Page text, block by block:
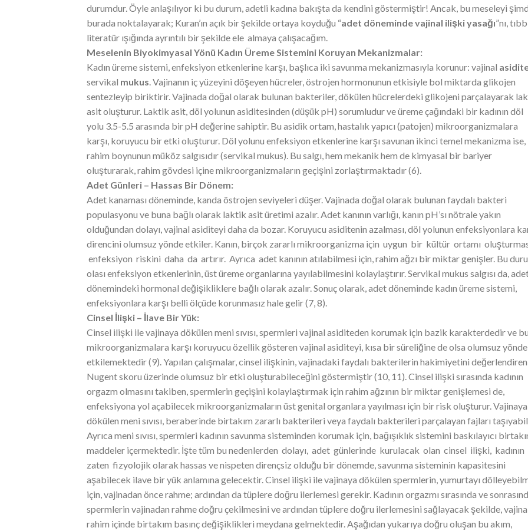
durumdur. Öyle anlaşılıyor ki bu durum, adetli kadına bakışta da kendini göstermiştir! Ancak, bu meseleyi
burada noktalayarak; Kuran’ın açık bir şekilde ortaya koyduğu “adet döneminde vajinal ilişki yasağı”nı,
literatür ışığında ayrıntılı bir şekilde ele almaya çalışacağım.
Meselenin Biyokimyasal Yönü Kadın Üreme Sistemini Koruyan Mekanizmalar:
Kadın üreme sistemi, enfeksiyon etkenlerine karşı, başlıca iki savunma mekanizmasıyla korunur: vajinal
servikal mukus. Vajinanın iç yüzeyini döşeyen hücreler, östrojen hormonunun etkisiyle bol miktarda glikojen
sentezleyip biriktirir. Vajinada doğal olarak bulunan bakteriler, dökülen hücrelerdeki glikojeni parçalayarak
asit oluşturur. Laktik asit, döl yolunun asiditesinden (düşük pH) sorumludur ve üreme çağındaki bir kadının döl
yolu 3.5-5.5 arasında bir pH değerine sahiptir. Bu asidik ortam, hastalık yapıcı (patojen) mikroorganizmalara
karşı, koruyucu bir etki oluşturur. Döl yolunu enfeksiyon etkenlerine karşı savunan ikinci temel mekanizma ise,
rahim boynunun müköz salgısıdır (servikal mukus). Bu salgı, hem mekanik hem de kimyasal bir bariyer
oluşturarak, rahim gövdesi içine mikroorganizmaların geçişini zorlaştırmaktadır (6).
Adet Günleri – Hassas Bir Dönem:
Adet kanaması döneminde, kanda östrojen seviyeleri düşer. Vajinada doğal olarak bulunan faydalı bakteri
populasyonu ve buna bağlı olarak laktik asit üretimi azalır. Adet kanının varlığı, kanın pH’sı nötrale yakın
olduğundan dolayı, vajinal asiditeyi daha da bozar. Koruyucu asiditenin azalması, döl yolunun enfeksiyonlara
direncini olumsuz yönde etkiler. Kanın, birçok zararlı mikroorganizma için uygun bir kültür ortamı
enfeksiyon riskini daha da artırır. Ayrıca adet kanının atılabilmesi için, rahim ağzı bir miktar genişler. Bu
olası enfeksiyon etkenlerinin, üst üreme organlarına yayılabilmesini kolaylaştırır. Servikal mukus salgısı da,
dönemindeki hormonal değişikliklere bağlı olarak azalır. Sonuç olarak, adet döneminde kadın üreme sistemi,
enfeksiyonlara karşı belli ölçüde korunmasız hale gelir (7, 8).
Cinsel İlişki – İlave Bir Yük:
Cinsel ilişki ile vajinaya dökülen meni sıvısı, spermleri vajinal asiditeden korumak için bazik karakterdedir ve
mikroorganizmalara karşı koruyucu özellik gösteren vajinal asiditeyi, kısa bir süreliğine de olsa olumsuz yönde
etkilemektedir (9). Yapılan çalışmalar, cinsel ilişkinin, vajinadaki faydalı bakterilerin hakimiyetini değerlendiren
Nugent skoru üzerinde olumsuz bir etki oluşturabileceğini göstermiştir (10, 11). Cinsel ilişki sırasında kadının
orgazm olmasını takiben, spermlerin geçişini kolaylaştırmak için rahim ağzının bir miktar genişlemesi de,
enfeksiyona yol açabilecek mikroorganizmaların üst genital organlara yayılması için bir risk oluşturur. Vajinaya
dökülen meni sıvısı, beraberinde birtakım zararlı bakterileri veya faydalı bakterileri parçalayan fajları
Ayrıca meni sıvısı, spermleri kadının savunma sisteminden korumak için, bağışıklık sistemini baskılayıcı
maddeler içermektedir. İşte tüm bu nedenlerden dolayı, adet günlerinde kurulacak olan cinsel ilişki, kadının
zaten fizyolojik olarak hassas ve nispeten dirençsiz olduğu bir dönemde, savunma sisteminin kapasitesini
aşabilecek ilave bir yük anlamına gelecektir. Cinsel ilişki ile vajinaya dökülen spermlerin, yumurtayı
için, vajinadan önce rahme; ardından da tüplere doğru ilerlemesi gerekir. Kadının orgazmı sırasında ve
spermlerin vajinadan rahme doğru çekilmesini ve ardından tüplere doğru ilerlemesini sağlayacak şekilde,
rahim içinde birtakım basınç değişiklikleri meydana gelmektedir. Aşağıdan yukarıya doğru oluşan bu akım,